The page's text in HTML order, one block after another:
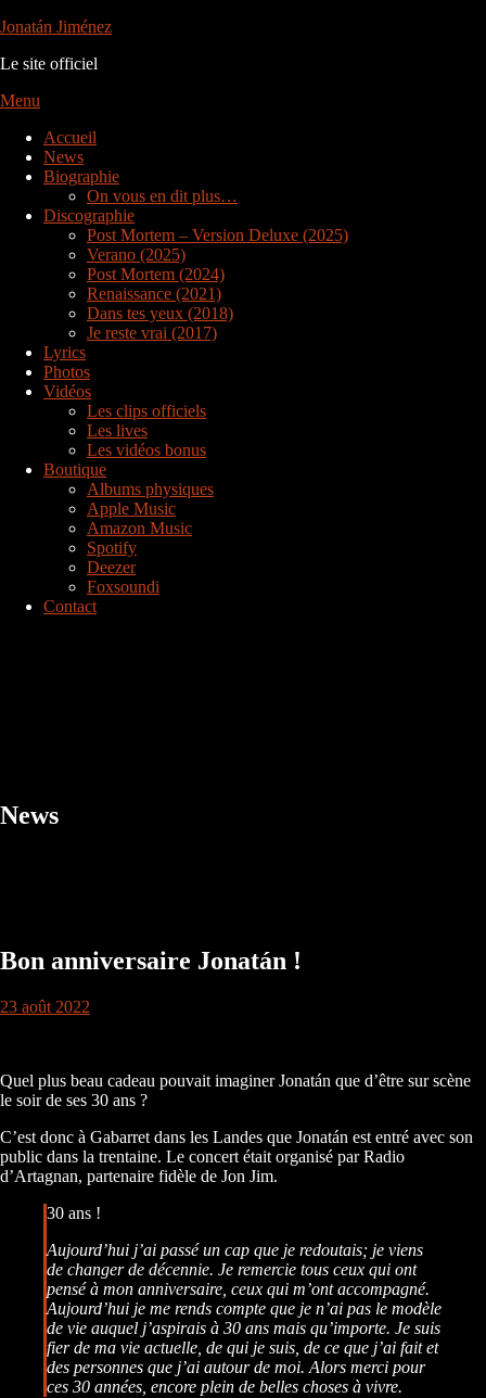
Aller
contenu
Jonatán Jiménez
Le site officiel
Menu
Accueil
News
Biographie
On vous en dit plus…
Discographie
Post Mortem – Version Deluxe (2025)
Verano (2025)
Post Mortem (2024)
Renaissance (2021)
Dans tes yeux (2018)
Je reste vrai (2017)
Lyrics
Photos
Vidéos
Les clips officiels
Les lives
Les vidéos bonus
Boutique
Albums physiques
Apple Music
Amazon Music
Spotify
Deezer
Foxsoundi
Contact
News
Bon anniversaire Jonatán !
23 août 2022
Quel plus beau cadeau pouvait imaginer Jonatán que d’être sur scène
le soir de ses 30 ans ?
C’est donc à Gabarret dans les Landes que Jonatán est entré avec son
public dans la trentaine. Le concert était organisé par Radio
d’Artagnan, partenaire fidèle de Jon Jim.
30 ans !
Aujourd’hui j’ai passé un cap que je redoutais; je viens
de changer de décennie. Je remercie tous ceux qui ont
pensé à mon anniversaire, ceux qui m’ont accompagné.
Aujourd’hui je me rends compte que je n’ai pas le modèle
de vie auquel j’aspirais à 30 ans mais qu’importe. Je suis
fier de ma vie actuelle, de qui je suis, de ce que j’ai fait et
des personnes que j’ai autour de moi. Alors merci pour
ces 30 années, encore plein de belles choses à vivre.